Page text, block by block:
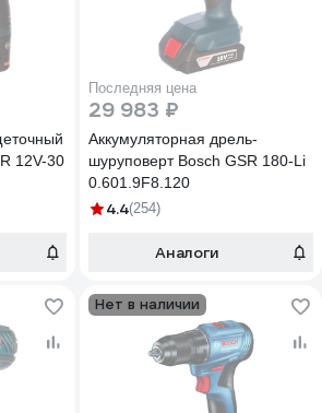
12V-30
Последняя цена
29 983 ₽
Аккумуляторная дрель-
шуруповерт Bosch GSR 180-Li
0.601.9F8.120
4.4(254)
Аналоги
Нет в наличии